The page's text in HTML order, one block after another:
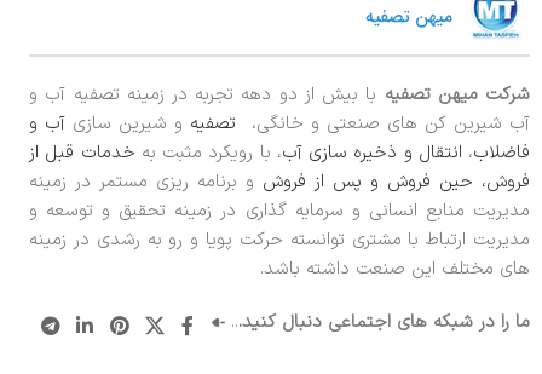
شرکت میهن تصفیه با بیش از دو دهه تجربه در زمینه تصفیه آب و
آب شیرین کن های صنعتی و خانگی،
تصفیه و شیرین سازی آب و
فاضلاب، انتقال و ذخیره سازی آب، با رویکرد مثبت به خدمات قبل از
فروش، حین فروش و پس از فروش و برنامه ریزی مستمر در زمینه
مدیریت منابع انسانی و سرمایه گذاری در زمینه تحقیق و توسعه و
مدیریت ارتباط با مشتری توانسته حرکت پویا و رو به رشدی در زمینه
های مختلف این صنعت داشته باشد.
ما را در شبکه های اجتماعی دنبال کنید...